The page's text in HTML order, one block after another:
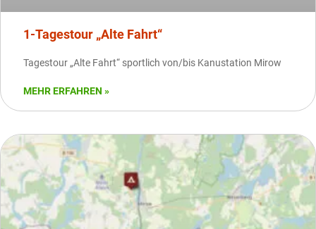
1-Tagestour „Alte Fahrt“
Tagestour „Alte Fahrt“ sportlich von/bis Kanustation Mirow
MEHR ERFAHREN »